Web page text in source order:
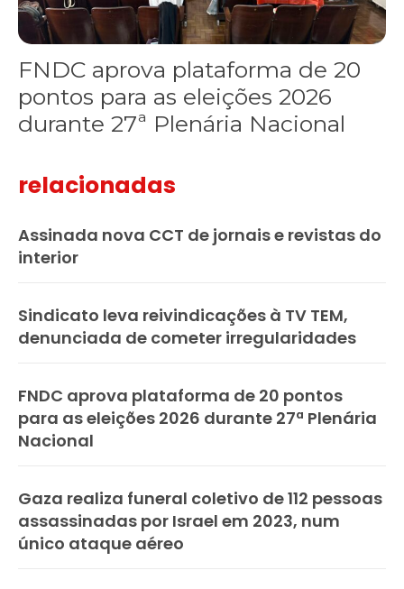
FNDC aprova plataforma de 20
pontos para as eleições 2026
durante 27ª Plenária Nacional
relacionadas
Assinada nova CCT de jornais e revistas do
interior
Sindicato leva reivindicações à TV TEM,
denunciada de cometer irregularidades
FNDC aprova plataforma de 20 pontos
para as eleições 2026 durante 27ª Plenária
Nacional
Gaza realiza funeral coletivo de 112 pessoas
assassinadas por Israel em 2023, num
único ataque aéreo